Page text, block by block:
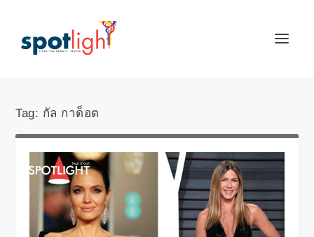
Tag: กัล กาด็อต